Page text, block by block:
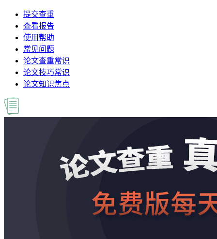
提交查重
查看报告
使用帮助
常见问题
论文查重常识
论文技巧常识
论文知识焦点